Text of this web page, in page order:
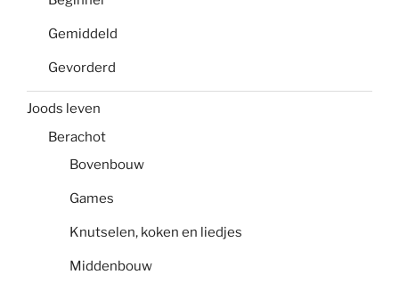
Gemiddeld
Gevorderd
Joods leven
Berachot
Bovenbouw
Games
Knutselen, koken en liedjes
Middenbouw